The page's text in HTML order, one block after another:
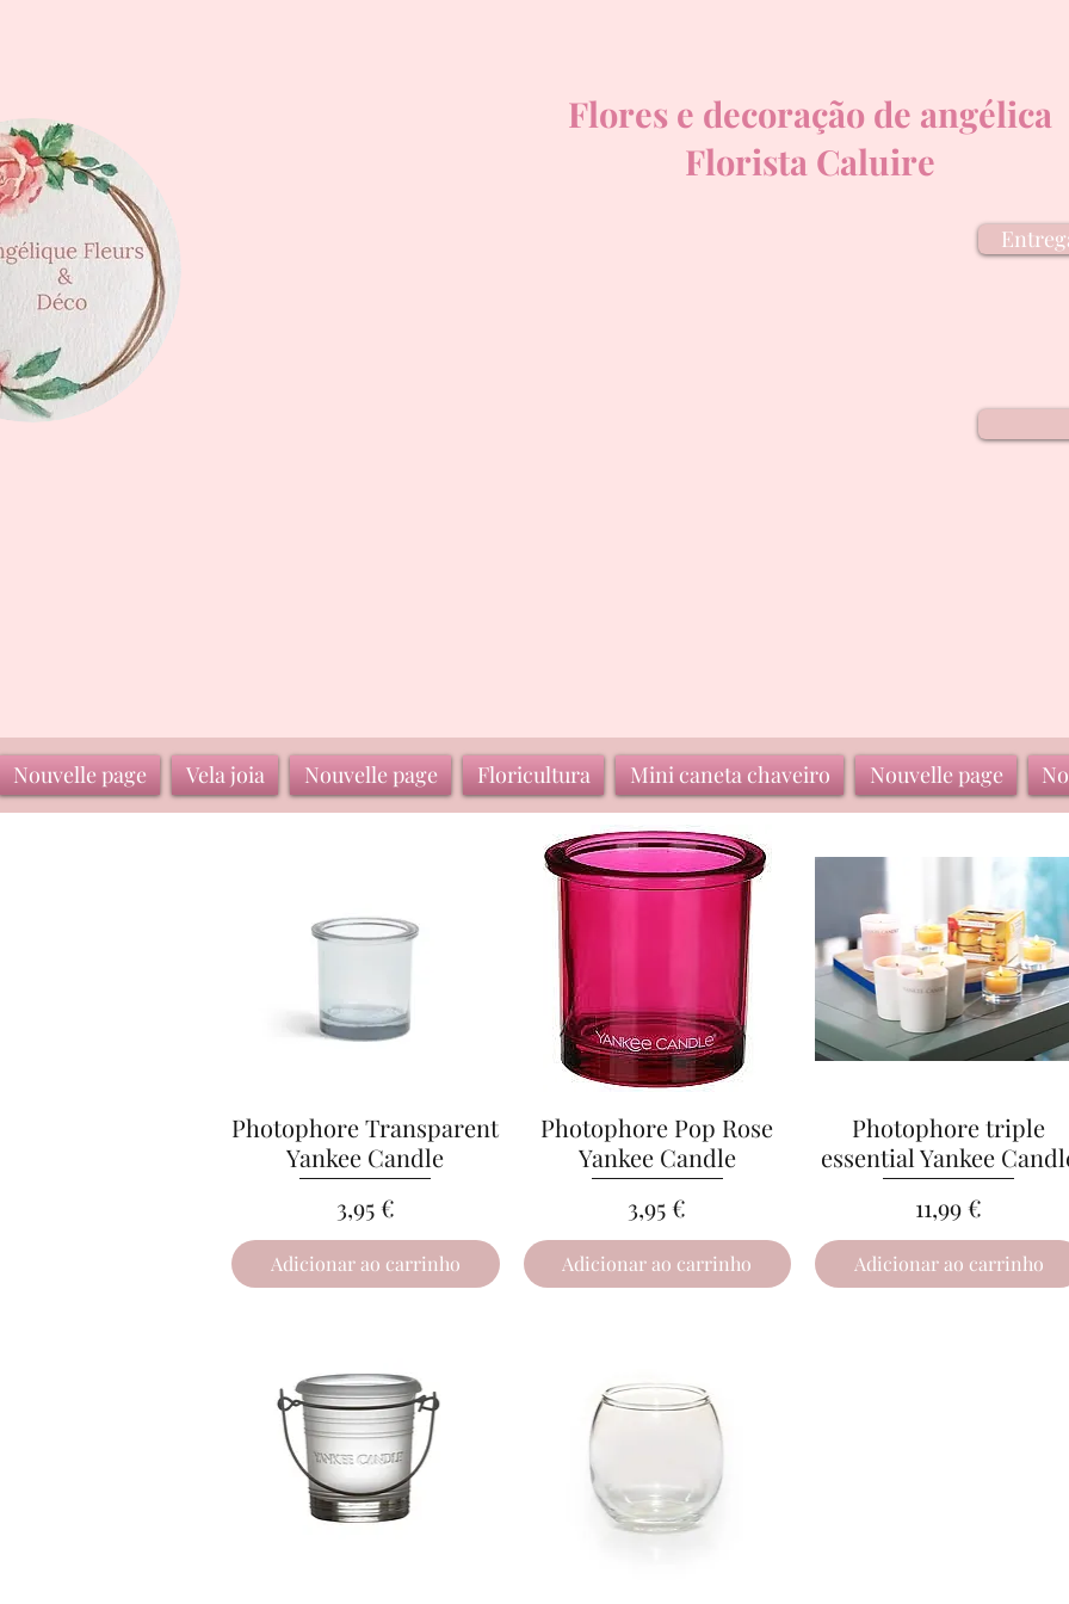
Flores e decoração de angélica
Florista Caluire
Nouvelle page Vela joia Nouvelle page Floricultura Mini caneta chaveiro Nouvelle page
Visualização rápida
Photophore Transparent
Yankee Candle
Preço
3,95 €
Adicionar ao carrinho
Visualização rápida
Photophore Pop Rose
Yankee Candle
Preço
3,95 €
Adicionar ao carrinho
Visualização rápida
Photophore triple
essential Yankee
Preço
11,99 €
Adicionar ao carrinho